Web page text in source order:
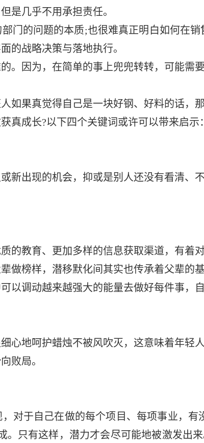
是几乎不用承担责任。
的问题的本质;也很难真正明白如何在销
的战略决策与落地执行。
因为，在简单的事上兜兜转转，可能需
如果真觉得自己是一块好钢、好料的话，
真成长?以下四个关键词或许可以带来启示：
出现的机会，抑或是别人还没有看清、
教育、更加多样的信息获取渠道，有着
做榜样，潜移默化间其实也传承着父辈的
以调动越来越强大的能量去做好每件事，
地呵护蜡烛不被风吹灭，这意味着年轻
败局。
于自己在做的每个项目、每项事业，有
。只有这样，潜力才会尽可能地被激发出